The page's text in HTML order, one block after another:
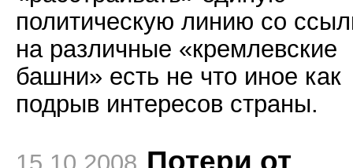
политическую линию со
на различные «кремлевские
башни» есть не что иное как
подрыв интересов страны.
15.10.2008 Потери от